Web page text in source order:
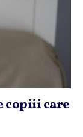
copiii care